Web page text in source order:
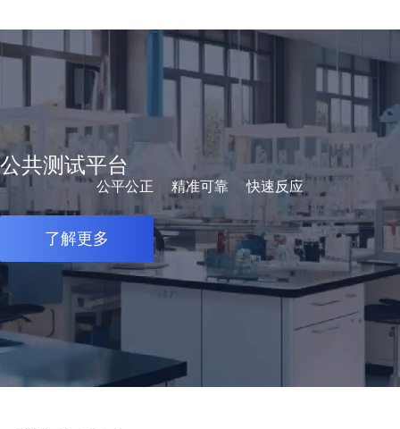
公共测试平台
公平公正 精准可靠 快速反应
了解更多